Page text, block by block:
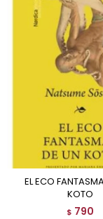
EL ECO FANTASMAL DE UN
KOTO
$ 790